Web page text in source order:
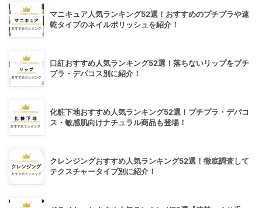
マニキュア人気ランキング52選！おすすめのプチプラや速
乾タイプのネイルポリッシュを紹介！
口紅おすすめ人気ランキング52選！落ちないリップをプチ
プラ・デパコス別に紹介！
化粧下地おすすめ人気ランキング52選！プチプラ・デパコ
ス・敏感肌向けナチュラル商品も登場！
クレンジングおすすめ人気ランキング52選！徹底調査して
テクスチャータイプ別に紹介！